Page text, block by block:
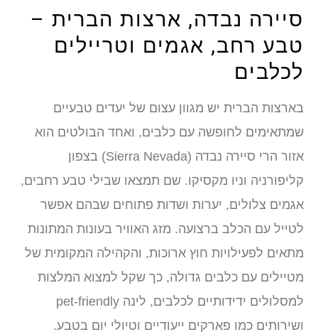
סיירה נבדה, ארצות הברית –
טבע רחב, אגמים וטריילים
לכלבים
בארצות הברית יש מגוון עצום של יעדים טבעיים
שמתאימים לחופשה עם כלבים, ואחד הבולטים הוא
אזור הרי סיירה נבדה (Sierra Nevada) בצפון
קליפורניה וניו מקסיקו. שם תמצאו שבילי טבע רחבים,
אגמים צלולים, יערות ושדות פתוחים שבהם אפשר
לטייל עם הכלב ברצועה. מזג האוויר בעונות המתונות
מתאים לפעילויות חוץ ארוכות, והקהילה המקומית של
מטיילים עם כלבים גדולה, כך שקל למצוא המלצות
למסלולים ידידותיים לכלבים, לינה pet-friendly
ושירותים כמו פארקים ייעודיים וטיולי יום בטבע.